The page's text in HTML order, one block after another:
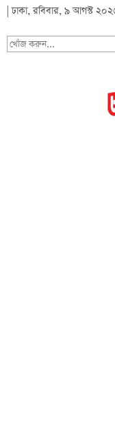
| ঢাকা, রবিবার, ৯ আগস্ট
খোঁজ